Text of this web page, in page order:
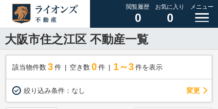
閲覧履歴
0
お気に入り
0
メニュー
大阪市住之江区 不動産一覧
該当物件数 3件 空き数 0 件 1～3 件を表示
絞り込み条件： なし 変更